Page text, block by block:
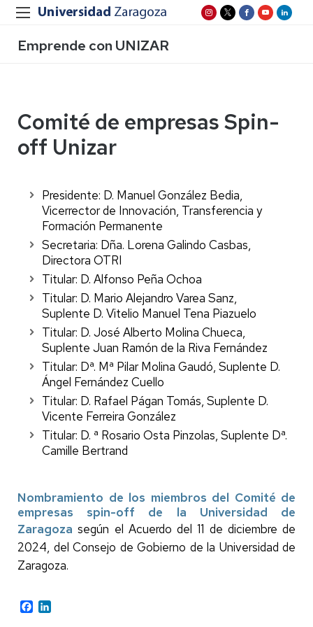
Emprende con UNIZAR
Comité de empresas Spin-
off Unizar
Presidente: D. Manuel González Bedia,
Vicerrector de Innovación, Transferencia y
Formación Permanente
Secretaria: Dña. Lorena Galindo Casbas,
Directora OTRI
Titular: D. Alfonso Peña Ochoa
Titular: D. Mario Alejandro Varea Sanz,
Suplente D. Vitelio Manuel Tena Piazuelo
Titular: D. José Alberto Molina Chueca,
Suplente Juan Ramón de la Riva Fernández
Titular: Dª. Mª Pilar Molina Gaudó, Suplente D.
Ángel Fernández Cuello
Titular: D. Rafael Págan Tomás, Suplente D.
Vicente Ferreira González
Titular: D. ª Rosario Osta Pinzolas, Suplente Dª.
Camille Bertrand
Nombramiento de los miembros del Comité de
empresas spin-off de la Universidad de
Zaragoza según el Acuerdo del 11 de diciembre de
2024, del Consejo de Gobierno de la Universidad de
Zaragoza.
Facebook